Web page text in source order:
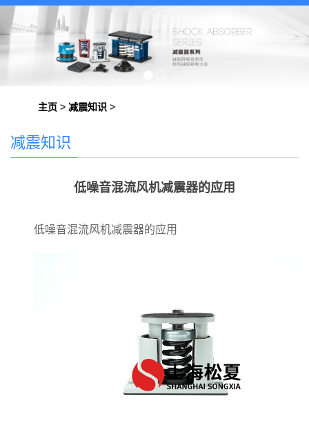
主页 > 减震知识 >
减震知识
低噪音混流风机减震器的应用
低噪音混流风机减震器的应用